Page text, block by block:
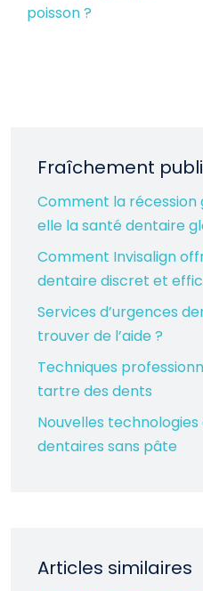
poisson ?
Fraîchement
Comment la
elle la santé dentaire
Comment Invisalign
dentaire discret et
Services d’urgences
trouver de l’aide ?
Techniques
tartre des dents
Nouvelles
dentaires sans pâte
Articles similaires